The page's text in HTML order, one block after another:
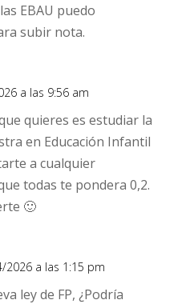
EBAU puedo
subir nota.
a las 9:56 am
quieres es estudiar la
en Educación Infantil
a cualquier
todas te pondera 0,2.
🙂
2026 a las 1:15 pm
ley de FP, ¿Podría